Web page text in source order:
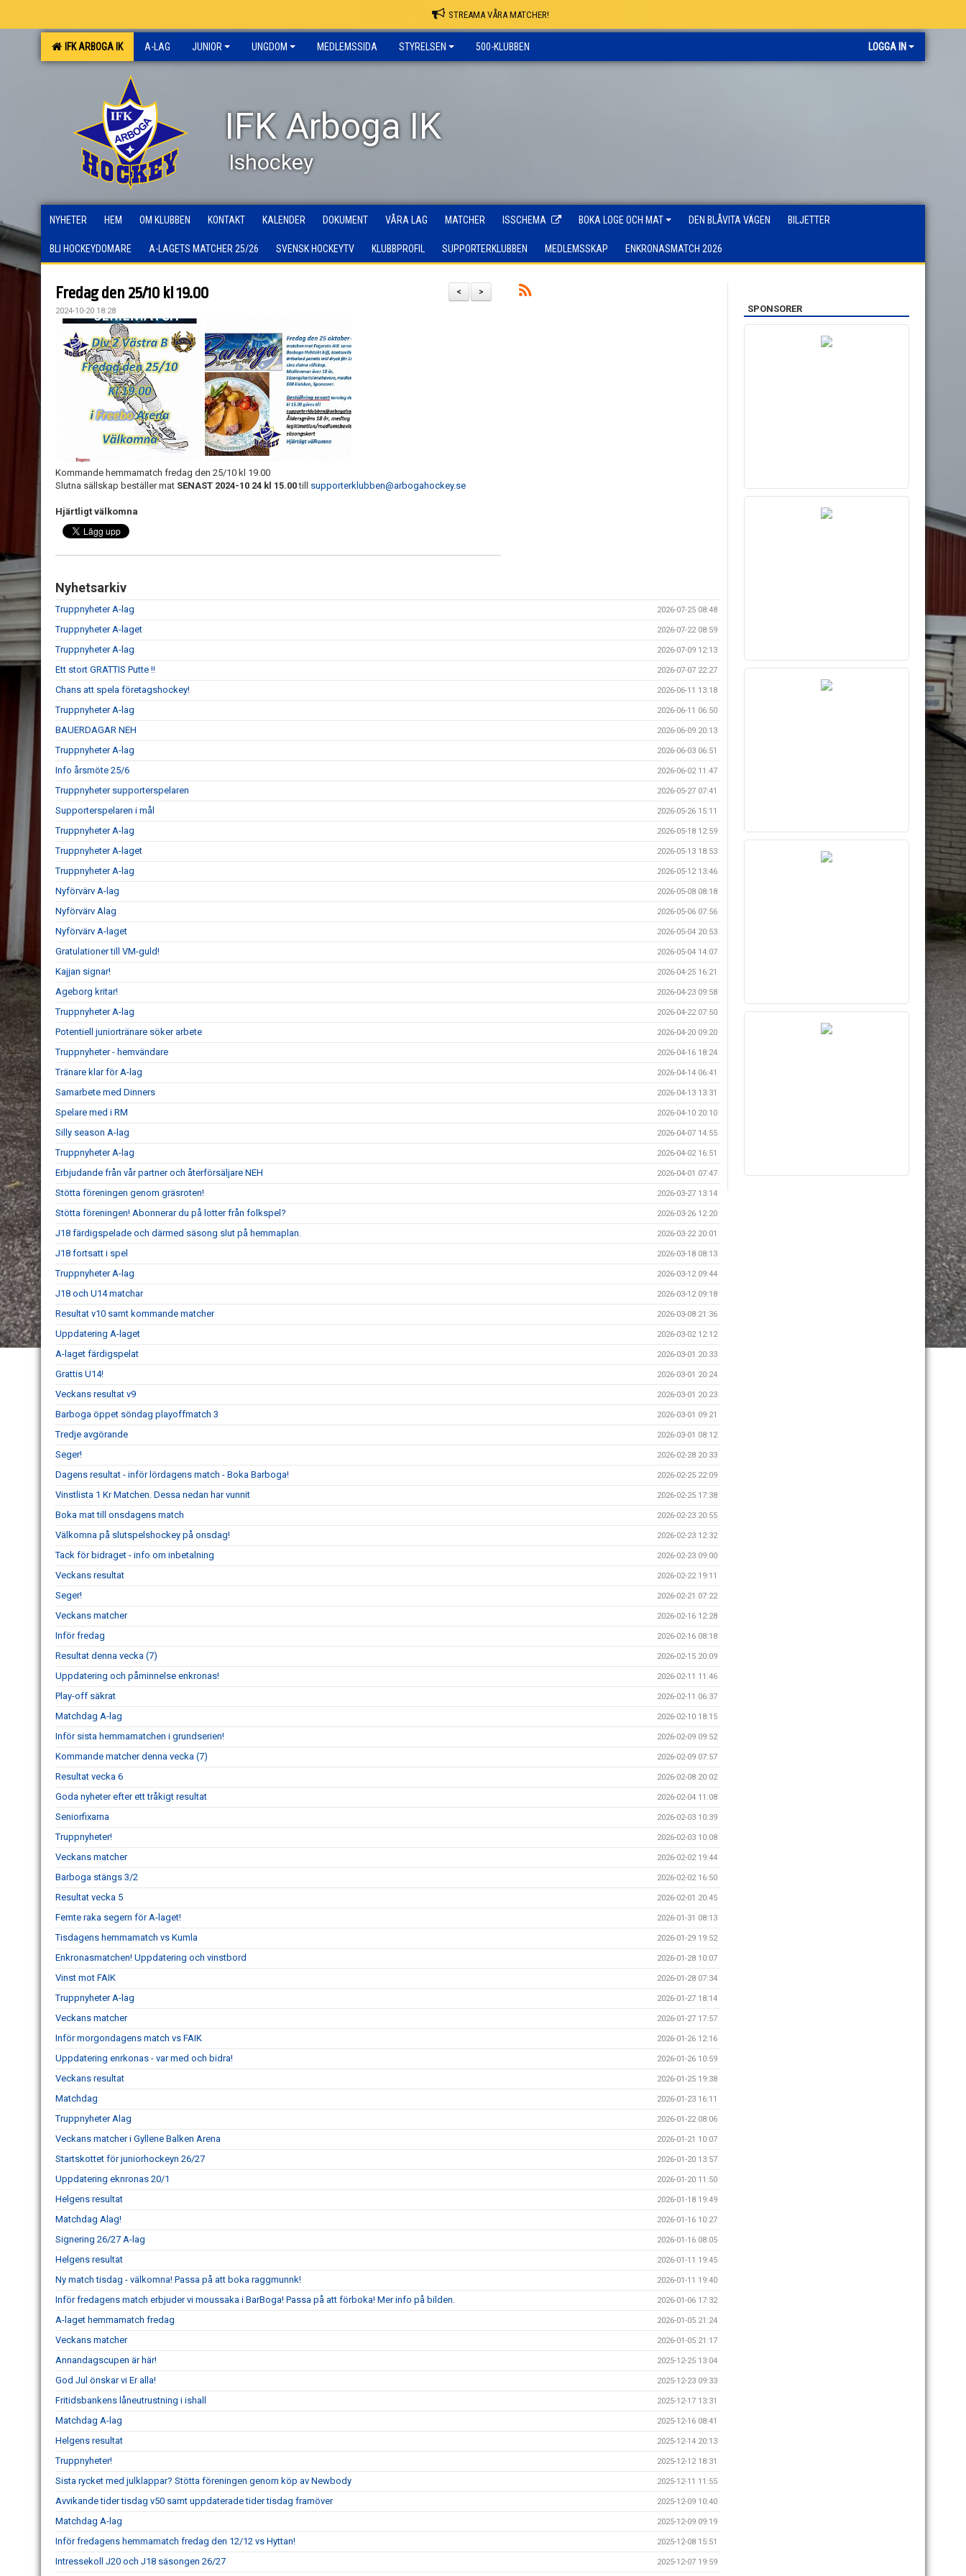
STREAMA VÅRA MATCHER!
IFK ARBOGA IK A-LAG JUNIOR UNGDOM MEDLEMSSIDA STYRELSEN 500-KLUBBEN LOGGA IN
IFK Arboga IK
Ishockey
NYHETER HEM OM KLUBBEN KONTAKT KALENDER DOKUMENT VÅRA LAG MATCHER ISSCHEMA BOKA LOGE OCH MAT DEN BLÅVITA VÄGEN BILJETTER
BLI HOCKEYDOMARE A-LAGETS MATCHER 25/26 SVENSK HOCKEYTV KLUBBPROFIL SUPPORTERKLUBBEN MEDLEMSSKAP ENKRONASMATCH 2026
>
<
Fredag den 25/10 kl 19.00
2024-10-20 18:28
Kommande hemmamatch fredag den 25/10 kl 19.00
Slutna sällskap beställer mat SENAST 2024-10 24 kl 15.00till supporterklubben@arbogahockey.se
Hjärtligt välkomna
Nyhetsarkiv
Truppnyheter A-lag 2026-07-25 08:48
Truppnyheter A-laget 2026-07-22 08:59
Truppnyheter A-lag 2026-07-09 12:13
Ett stort GRATTIS Putte !! 2026-07-07 22:27
Chans att spela företagshockey! 2026-06-11 13:18
Truppnyheter A-lag 2026-06-11 06:50
BAUERDAGAR NEH 2026-06-09 20:13
Truppnyheter A-lag 2026-06-03 06:51
Info årsmöte 25/6 2026-06-02 11:47
Truppnyheter supporterspelaren 2026-05-27 07:41
Supporterspelaren i mål 2026-05-26 15:11
Truppnyheter A-lag 2026-05-18 12:59
Truppnyheter A-laget 2026-05-13 18:53
Truppnyheter A-lag 2026-05-12 13:46
Nyförvärv A-lag 2026-05-08 08:18
Nyförvärv Alag 2026-05-06 07:56
Nyförvärv A-laget 2026-05-04 20:53
Gratulationer till VM-guld! 2026-05-04 14:07
Kajjan signar! 2026-04-25 16:21
Ageborg kritar! 2026-04-23 09:58
Truppnyheter A-lag 2026-04-22 07:50
Potentiell juniortränare söker arbete 2026-04-20 09:20
Truppnyheter - hemvändare 2026-04-16 18:24
Tränare klar för A-lag 2026-04-14 06:41
Samarbete med Dinners 2026-04-13 13:31
Spelare med i RM 2026-04-10 20:10
Silly season A-lag 2026-04-07 14:55
Truppnyheter A-lag 2026-04-02 16:51
Erbjudande från vår partner och återförsäljare NEH 2026-04-01 07:47
Stötta föreningen genom gräsroten! 2026-03-27 13:14
Stötta föreningen! Abonnerar du på lotter från folkspel? 2026-03-26 12:20
J18 färdigspelade och därmed säsong slut på hemmaplan. 2026-03-22 20:01
J18 fortsatt i spel 2026-03-18 08:13
Truppnyheter A-lag 2026-03-12 09:44
J18 och U14 matchar 2026-03-12 09:18
Resultat v10 samt kommande matcher 2026-03-08 21:36
Uppdatering A-laget 2026-03-02 12:12
A-laget färdigspelat 2026-03-01 20:33
Grattis U14! 2026-03-01 20:24
Veckans resultat v9 2026-03-01 20:23
Barboga öppet söndag playoffmatch 3 2026-03-01 09:21
Tredje avgörande 2026-03-01 08:12
Seger! 2026-02-28 20:33
Dagens resultat - inför lördagens match - Boka Barboga! 2026-02-25 22:09
Vinstlista 1 Kr Matchen. Dessa nedan har vunnit 2026-02-25 17:38
Boka mat till onsdagens match 2026-02-23 20:55
Välkomna på slutspelshockey på onsdag! 2026-02-23 12:32
Tack för bidraget - info om inbetalning 2026-02-23 09:00
Veckans resultat 2026-02-22 19:11
Seger! 2026-02-21 07:22
Veckans matcher 2026-02-16 12:28
Inför fredag 2026-02-16 08:18
Resultat denna vecka (7) 2026-02-15 20:09
Uppdatering och påminnelse enkronas! 2026-02-11 11:46
Play-off säkrat 2026-02-11 06:37
Matchdag A-lag 2026-02-10 18:15
Inför sista hemmamatchen i grundserien! 2026-02-09 09:52
Kommande matcher denna vecka (7) 2026-02-09 07:57
Resultat vecka 6 2026-02-08 20:02
Goda nyheter efter ett tråkigt resultat 2026-02-04 11:08
Seniorfixarna 2026-02-03 10:39
Truppnyheter! 2026-02-03 10:08
Veckans matcher 2026-02-02 19:44
Barboga stängs 3/2 2026-02-02 16:50
Resultat vecka 5 2026-02-01 20:45
Femte raka segern för A-laget! 2026-01-31 08:13
Tisdagens hemmamatch vs Kumla 2026-01-29 19:52
Enkronasmatchen! Uppdatering och vinstbord 2026-01-28 10:07
Vinst mot FAIK 2026-01-28 07:34
Truppnyheter A-lag 2026-01-27 18:14
Veckans matcher 2026-01-27 17:57
Inför morgondagens match vs FAIK 2026-01-26 12:16
Uppdatering enrkonas - var med och bidra! 2026-01-26 10:59
Veckans resultat 2026-01-25 19:38
Matchdag 2026-01-23 16:11
Truppnyheter Alag 2026-01-22 08:06
Veckans matcher i Gyllene Balken Arena 2026-01-21 10:07
Startskottet för juniorhockeyn 26/27 2026-01-20 13:57
Uppdatering eknronas 20/1 2026-01-20 11:50
Helgens resultat 2026-01-18 19:49
Matchdag Alag! 2026-01-16 10:27
Signering 26/27 A-lag 2026-01-16 08:05
Helgens resultat 2026-01-11 19:45
Ny match tisdag - välkomna! Passa på att boka raggmunnk! 2026-01-11 19:40
Inför fredagens match erbjuder vi moussaka i BarBoga! Passa på att förboka! Mer info på bilden. 2026-01-06 17:32
A-laget hemmamatch fredag 2026-01-05 21:24
Veckans matcher 2026-01-05 21:17
Annandagscupen är här! 2025-12-25 13:04
God Jul önskar vi Er alla! 2025-12-23 09:33
Fritidsbankens låneutrustning i ishall 2025-12-17 13:31
Matchdag A-lag 2025-12-16 08:41
Helgens resultat 2025-12-14 20:13
Truppnyheter! 2025-12-12 18:31
Sista rycket med julklappar? Stötta föreningen genom köp av Newbody 2025-12-11 11:55
Avvikande tider tisdag v50 samt uppdaterade tider tisdag framöver 2025-12-09 10:40
Matchdag A-lag 2025-12-09 09:19
Inför fredagens hemmamatch fredag den 12/12 vs Hyttan! 2025-12-08 15:51
Intressekoll J20 och J18 säsongen 26/27 2025-12-07 19:59
SPONSORER